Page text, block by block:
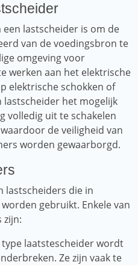
lastscheider is om de
van de voedingsbron te
omgeving voor
werken aan het elektrische
elektrische schokken of
lastscheider het mogelijk
volledig uit te schakelen
de veiligheid van
worden gewaarborgd.
lastscheiders die in
gebruikt. Enkele van
zijn:
laatstescheider wordt
Ze zijn vaak te